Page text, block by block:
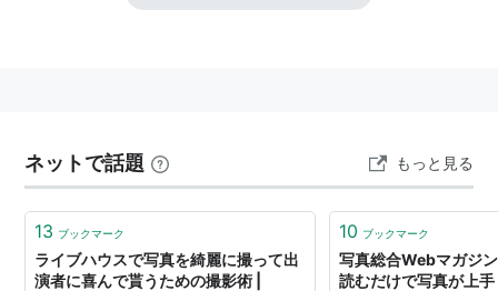
ネットで話題 もっと見る
13 ブックマーク
ライブハウスで写真を綺麗に撮って出
演者に喜んで貰うための撮影術 |
10 ブックマーク
写真総合Webマガジ
読むだけで写真が上